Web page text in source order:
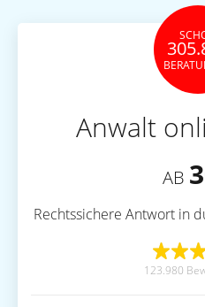
Anwalt
AB
Rechtssichere Antwort in
123.980